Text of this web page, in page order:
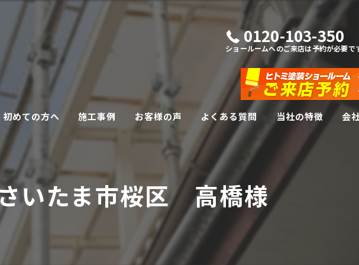
0120-103-350
ショールームへのご来店は予約が必要で
初めての方へ 施工事例
その他リフォーム
お客様の声 よくある質問 当社の特徴
屋根塗装
屋根
会
いたま市桜区 高橋様